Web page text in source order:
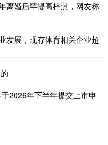
离婚后罕提高梓淇，网友称
发展，现存体育相关企业超
2026年下半年提交上市申